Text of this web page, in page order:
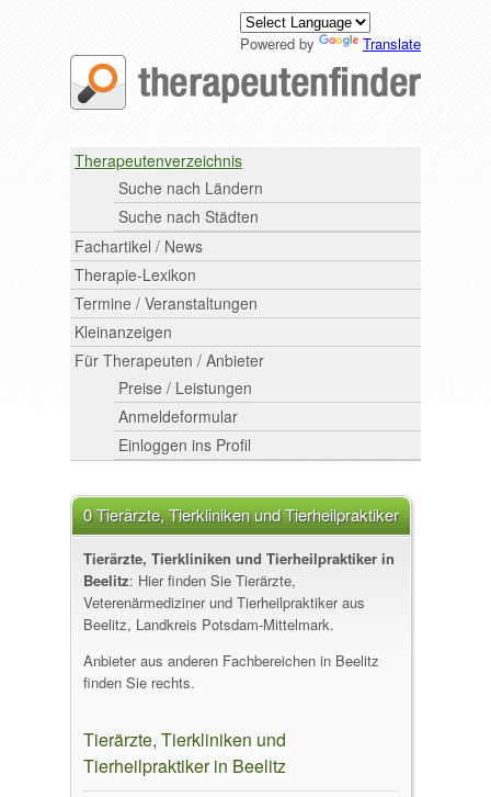
Powered by Translate
Therapeutenverzeichnis
Suche nach Ländern
Suche nach Städten
Fachartikel / News
Therapie-Lexikon
Termine / Veranstaltungen
Kleinanzeigen
Für Therapeuten / Anbieter
Preise / Leistungen
Anmeldeformular
Einloggen ins Profil
0 Tierärzte, Tierkliniken und Tierheilpraktiker
in Beelitz
Tierärzte, Tierkliniken und Tierheilpraktiker in
Beelitz: Hier finden Sie Tierärzte,
Veterenärmediziner und Tierheilpraktiker aus
Beelitz, Landkreis Potsdam-Mittelmark.
Anbieter aus anderen Fachbereichen in Beelitz
finden Sie rechts.
Tierärzte, Tierkliniken und
Tierheilpraktiker in Beelitz